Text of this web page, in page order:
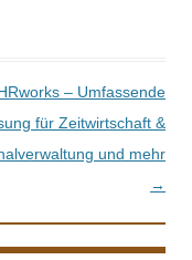
– Umfassende
für Zeitwirtschaft &
und mehr
→